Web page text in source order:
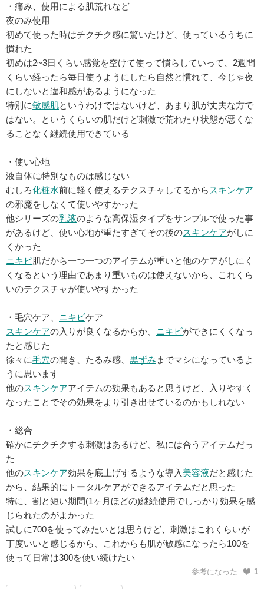
・痛み、使用による肌荒れなど
夜のみ使用
初めて使った時はチクチク感に驚いたけど、使っているうちに
慣れた
初めは2~3日くらい感覚を空けて使って慣らしていって、2週間
くらい経ったら毎日使うようにしたら自然と慣れて、今じゃ夜
にしないと違和感があるようになった
特別に敏感肌というわけではないけど、あまり肌が丈夫な方で
はない。というくらいの肌だけど刺激で荒れたり状態が悪くな
ることなく継続使用できている
・使い心地
液自体に特別なものは感じない
むしろ化粧水前に軽く使えるテクスチャしてるから スキンケア
の邪魔をしなくて使いやすかった
他シリーズの乳液のような高保湿タイプをサンプルで使った事
があるけど、使い心地が重たすぎてその後のスキンケアがしに
くかった
ニキビ肌だから一つ一つのアイテムが重いと他のケアがしにく
くなるという理由であまり重いものは使えないから、これくら
いのテクスチャが使いやすかった
・毛穴ケア、 ニキビケア
スキンケアの入りが良くなるからか、 ニキビができにくくなっ
たと感じた
徐々に毛穴の開き、たるみ感、 黒ずみ までマシになっているよ
うに思います
他のスキンケアアイテムの効果もあると思うけど、入りやすく
なったことでその効果をより引き出せているのかもしれない
・総合
確かにチクチクする刺激はあるけど、私には合うアイテムだっ
た
他のスキンケア効果を底上げするような導入 美容液だと感じた
から、結果的にトータルケアができるアイテムだと思った
特に、割と短い期間(1ヶ月ほどの)継続使用でしっかり効果を感
じられたのがよかった
試しに700を使ってみたいとは思うけど、刺激はこれくらいが
丁度いいと感じるから、これからも肌が敏感になったら100を
使って日常は300を使い続けたい
参考になった 1